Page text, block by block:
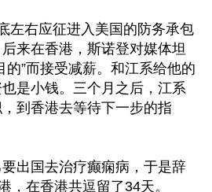
左右应征进入美国的防务承包
来在香港，斯诺登对媒体坦
的”而接受减薪。和江系给他的
是小钱。三个月之后，江系
到香港去等待下一步的指
出国去治疗癫痫病，于是辞
，在香港共逗留了34天。